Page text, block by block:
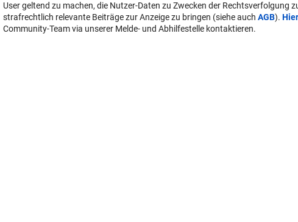
User geltend zu machen, die Nutzer-Daten zu Zwecken der Rechtsverfolgung
strafrechtlich relevante Beiträge zur Anzeige zu bringen (siehe auch AGB). Hier
Community-Team via unserer Melde- und Abhilfestelle kontaktieren.